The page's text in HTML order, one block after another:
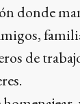
donde
de